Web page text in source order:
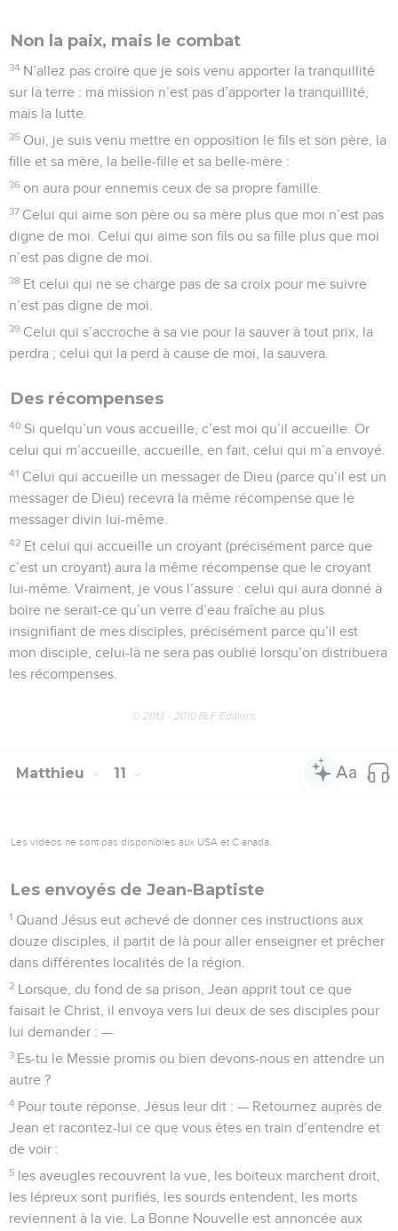
Non la paix, mais le combat
34 N’allez pas croire que je sois venu apporter la tranquillité
sur la terre : ma mission n’est pas d’apporter la tranquillité,
mais la lutte.
35 Oui, je suis venu mettre en opposition le fils et son père, la
fille et sa mère, la belle-fille et sa belle-mère :
36 on aura pour ennemis ceux de sa propre famille.
37 Celui qui aime son père ou sa mère plus que moi n’est pas
digne de moi. Celui qui aime son fils ou sa fille plus que moi
n’est pas digne de moi.
38 Et celui qui ne se charge pas de sa croix pour me suivre
n’est pas digne de moi.
39 Celui qui s’accroche à sa vie pour la sauver à tout prix, la
perdra ; celui qui la perd à cause de moi, la sauvera.
Des récompenses
40 Si quelqu’un vous accueille, c’est moi qu’il accueille. Or
celui qui m’accueille, accueille, en fait, celui qui m’a envoyé.
41 Celui qui accueille un messager de Dieu (parce qu’il est un
messager de Dieu) recevra la même récompense que le
messager divin lui-même.
42 Et celui qui accueille un croyant (précisément parce que
c’est un croyant) aura la même récompense que le croyant
lui-même. Vraiment, je vous l’assure : celui qui aura donné à
boire ne serait-ce qu’un verre d’eau fraîche au plus
insignifiant de mes disciples, précisément parce qu’il est
mon disciple, celui-là ne sera pas oublié lorsqu’on distribuera
les récompenses.
© 2013 - 2010 BLF Editions
Matthieu 11
Les vidéos ne sont pas disponibles aux USA et C anada.
Les envoyés de Jean-Baptiste
1 Quand Jésus eut achevé de donner ces instructions aux
douze disciples, il partit de là pour aller enseigner et prêcher
dans différentes localités de la région.
2 Lorsque, du fond de sa prison, Jean apprit tout ce que
faisait le Christ, il envoya vers lui deux de ses disciples pour
lui demander : —
3 Es-tu le Messie promis ou bien devons-nous en attendre un
autre ?
4 Pour toute réponse, Jésus leur dit : — Retournez auprès de
Jean et racontez-lui ce que vous êtes en train d’entendre et
de voir :
5 les aveugles recouvrent la vue, les boiteux marchent droit,
les lépreux sont purifiés, les sourds entendent, les morts
reviennent à la vie. La Bonne Nouvelle est annoncée aux